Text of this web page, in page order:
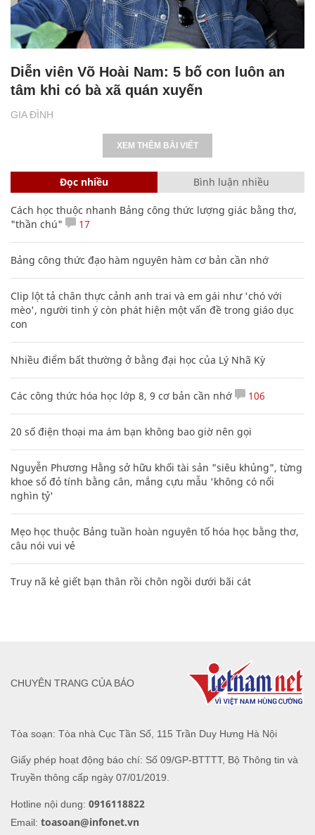
GIA ĐÌNH
Diễn viên Võ Hoài Nam: 5 bố con luôn an
tâm khi có bà xã quán xuyến
XEM THÊM BÀI VIẾT
Đọc nhiều Bình luận nhiều
Cách học thuộc nhanh Bảng công thức lượng giác bằng thơ,
"thần chú"
17
Bảng công thức đạo hàm nguyên hàm cơ bản cần nhớ
Clip lột tả chân thực cảnh anh trai và em gái như 'chó với
mèo', người tinh ý còn phát hiện một vấn đề trong giáo dục
con
Nhiều điểm bất thường ở bằng đại học của Lý Nhã Kỳ
Các công thức hóa học lớp 8, 9 cơ bản cần nhớ 106
20 số điện thoại ma ám bạn không bao giờ nên gọi
Nguyễn Phương Hằng sở hữu khối tài sản "siêu khủng", từng
khoe sổ đỏ tính bằng cân, mắng cựu mẫu 'không có nổi
nghìn tỷ'
Mẹo học thuộc Bảng tuần hoàn nguyên tố hóa học bằng thơ,
câu nói vui vẻ
Truy nã kẻ giết bạn thân rồi chôn ngồi dưới bãi cát
Tòa soạn: Tòa nhà Cục Tần Số, 115 Trần Duy Hưng Hà Nội
Giấy phép hoạt động báo chí: Số 09/GP-BTTTT, Bộ Thông tin và
Truyền thông cấp ngày 07/01/2019.
Hotline nội dung: 0916118822
Email: toasoan@infonet.vn
CHUYÊN TRANG CỦA BÁO